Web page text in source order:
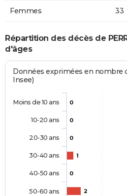
Femmes 33
Répartition des décès de
d'âges
Données exprimées en nombre
Insee)
0
0
0
1
0
2
Moins de 10 ans
10-20 ans
20-30 ans
30-40 ans
40-50 ans
50-60 ans